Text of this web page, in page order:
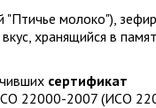
"Птичье молоко"),
хранящийся в
сертификат
22000-2007 (ИСО